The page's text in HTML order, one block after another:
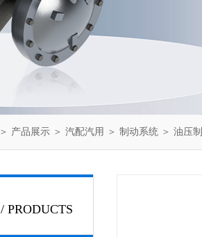
＞ 产品展示 ＞ 汽配汽用 ＞ 制动系统 ＞ 油压
/ PRODUCTS